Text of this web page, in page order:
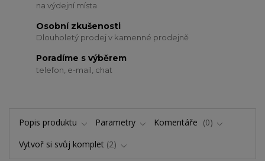
na výdejní místa
Osobní zkušenosti
Dlouholetý prodej v kamenné prodejně
Poradíme s výběrem
telefon, e-mail, chat
Popis produktu Parametry Komentáře
0
Vytvoř si svůj komplet 2